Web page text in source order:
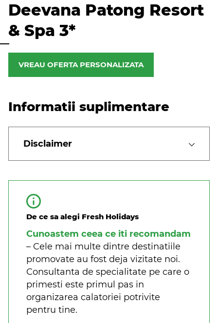
Deevana Patong Resort
& Spa 3*
VREAU OFERTA PERSONALIZATA
Informatii suplimentare
Disclaimer
De ce sa alegi Fresh Holidays
Cunoastem ceea ce iti recomandam
– Cele mai multe dintre destinatiile
promovate au fost deja vizitate noi.
Consultanta de specialitate pe care o
primesti este primul pas in
organizarea calatoriei potrivite
pentru tine.